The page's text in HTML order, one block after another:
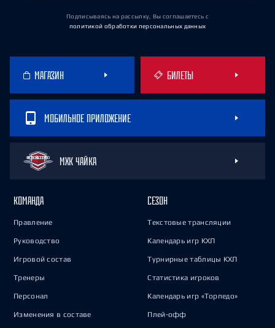
Подписываясь на рассылку, Вы соглашаетесь с
политикой обработки персональных данных
МАГАЗИН БИЛЕТЫ
МОБИЛЬНОЕ ПРИЛОЖЕНИЕ
МХК ЧАЙКА
КОМАНДА
Правление
Руководство
Игровой состав
Тренеры
Персонал
Изменения в составе
СЕЗОН
Текстовые трансляции
Календарь игр КХЛ
Турнирные таблицы КХЛ
Статистика игроков
Календарь игр «Торпедо»
Плей-офф